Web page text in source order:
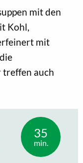
mit den
Kohl,
mit
auch
35
min.